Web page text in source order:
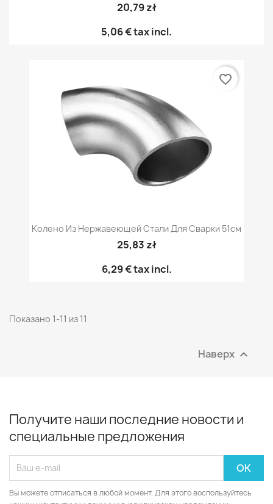
20,79 zł
5,06 €tax incl.
Колено Из Нержавеющей Стали Для Сварки 51см
25,83 zł
6,29 €tax incl.
favorite_border
Показано 1-11 из 11
Наверх 
Получите наши последние новости и
специальные предложения
Вы можете отписаться в любой момент. Для этого воспользуйтесь